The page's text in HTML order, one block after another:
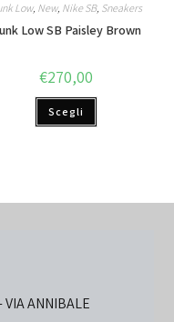
Low, New, Nike SB, Sneakers
Low SB Paisley Brown
€270,00
Scegli
ANNIBALE